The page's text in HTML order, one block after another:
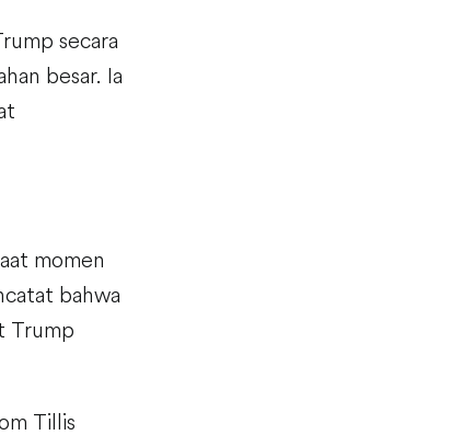
secara
besar. Ia
momen
bahwa
Trump
Tillis